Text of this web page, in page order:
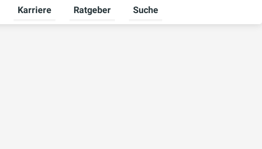
Gewerbekunden umschalten
Untermenü für Ausbildung umschalten
Karriere
Untermenü für Karriere umschalten
Ratgeber
Untermenü für Ratgeber
Suche